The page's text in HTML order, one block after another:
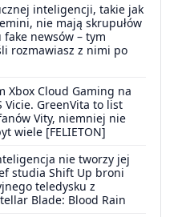
inteligencji, takie jak
nie mają skrupułów
newsów – tym
rozmawiasz z nimi po
Xbox Cloud Gaming na
Vicie. GreenVita to list
Vity, niemniej nie
wiele [FELIETON]
nie tworzy jej
studia Shift Up broni
teledysku z
Blade: Blood Rain